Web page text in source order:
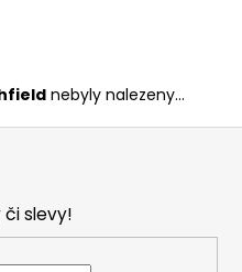
nebyly nalezeny...
či slevy!